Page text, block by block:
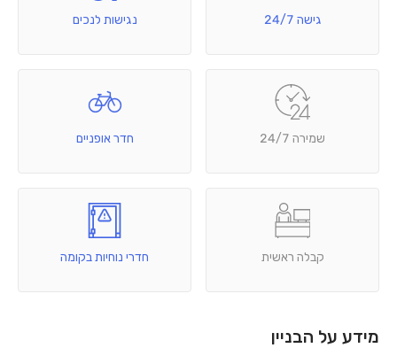
גישה 24/7 נגישות לנכים
שמירה 24/7 חדר אופניים
קבלה ראשית חדרי נוחיות בקומה
מידע על הבניין